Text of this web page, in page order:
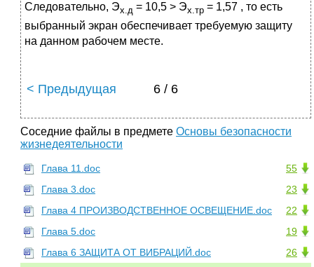
Следовательно, Эх.д = 10,5 > Эх.тр = 1,57 , то есть
выбранный экран обеспечивает требуемую защиту
на данном рабочем месте.
< Предыдущая 6 / 6
Соседние файлы в предмете Основы безопасности
жизнедеятельности
55
Глава 11.doc
23
Глава 3.doc
22
Глава 4 ПРОИЗВОДСТВЕННОЕ ОСВЕЩЕНИЕ.doc
19
Глава 5.doc
26
Глава 6 ЗАЩИТА ОТ ВИБРАЦИЙ.doc